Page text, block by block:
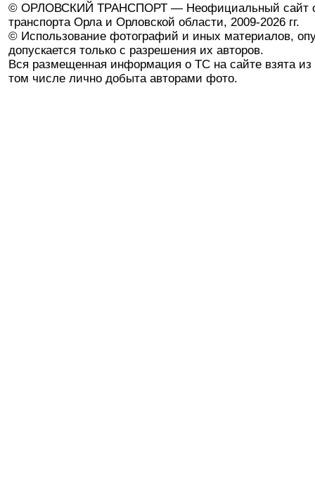
© ОРЛОВСКИЙ ТРАНСПОРТ — Неофициальный сайт
транспорта Орла и Орловской области, 2009-2026 гг.
© Использование фотографий и иных материалов,
допускается только с разрешения их авторов.
Вся размещенная информация о ТС на сайте взята из
том числе лично добыта авторами фото.